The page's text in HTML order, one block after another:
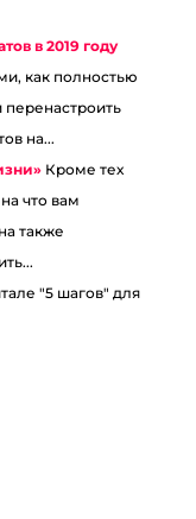
в 2019 году
как полностью
перенастроить
на...
Кроме тех
что вам
также
"5 шагов" для